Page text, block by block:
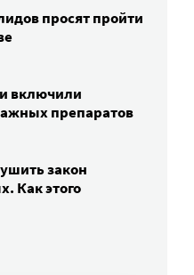
просят пройти
включили
препаратов
закон
Как этого